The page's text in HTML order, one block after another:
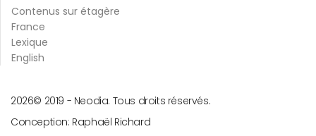
Contenus sur étagère
France
Lexique
English
© 2019 -
2026
Neodia. Tous droits réservés.
Conception: Raphaël Richard